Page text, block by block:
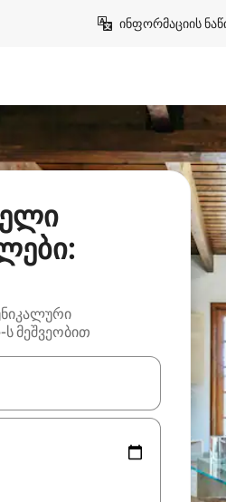
ინფორმაციის
მეშვეობით
გახდება, ნავიგაციისთვის